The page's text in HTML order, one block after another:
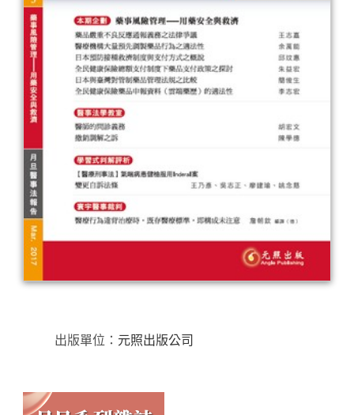
出版單位： 元照出版公司